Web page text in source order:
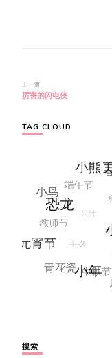
博
文
航
上一篇
厉害的闪电侠
TAG CLOUD
搜索